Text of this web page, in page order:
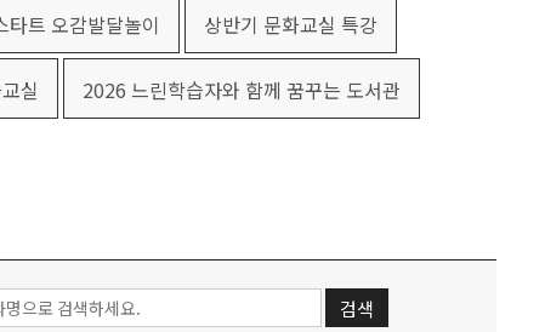
타트 오감발달놀이 상반기 문화교실 특강
실 2026 느린학습자와 함께 꿈꾸는 도서관
검색